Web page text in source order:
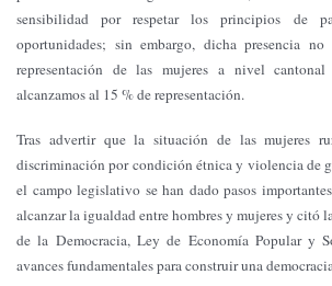
sensibilidad por respetar los principios de
oportunidades; sin embargo, dicha presencia
representación de las mujeres a nivel
alcanzamos al 15 % de representación.
Tras advertir que la situación de las mujeres
discriminación por condición étnica y violencia de
el campo legislativo se han dado pasos
alcanzar la igualdad entre hombres y mujeres y citó
de la Democracia, Ley de Economía Popular y
avances fundamentales para construir una